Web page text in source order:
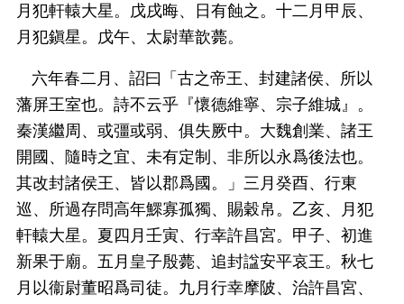
月犯軒轅大星。戊戌晦、日有蝕之。十二月甲辰、
月犯鎭星。戊午、太尉華歆薨。
六年春二月、詔曰「古之帝王、封建諸侯、所以
藩屏王室也。詩不云乎『懷德維寧、宗子維城』。
秦漢繼周、或彊或弱、俱失厥中。大魏創業、諸王
開國、隨時之宜、未有定制、非所以永爲後法也。
其改封諸侯王、皆以郡爲國。」三月癸酉、行東
巡、所過存問高年鰥寡孤獨、賜穀帛。乙亥、月犯
軒轅大星。夏四月壬寅、行幸許昌宮。甲子、初進
新果于廟。五月皇子殷薨、追封諡安平哀王。秋七
月以衞尉董昭爲司徒。九月行幸摩陂、治許昌宮、